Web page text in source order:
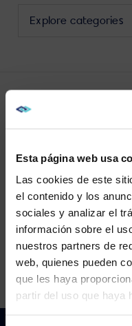
Esta página web usa
Las cookies de este
el contenido y los
sociales y analizar el
información sobre el
nuestros partners de
web, quienes pueden
que les haya
partir del uso que haya
its
LATEST HYBRID
WE
YES,